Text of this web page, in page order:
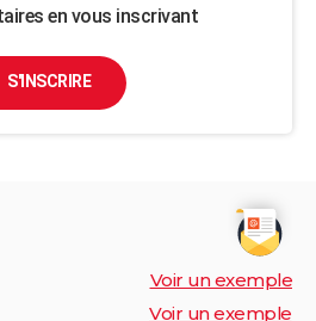
en vous inscrivant
S'INSCRIRE
Voir un exemple
Voir un exemple